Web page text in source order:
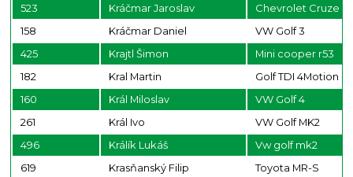
523
Kráčmar Jaroslav
Chevrolet Cruze
158
Kráčmar Daniel
VW Golf 3
425
Krajtl Šimon
Mini cooper r53
182
Kral Martin
Golf TDI 4Motion
160
Král Miloslav
VW Golf 4
261
Král Ivo
VW Golf MK2
496
Králík Lukáš
Vw golf mk2
619
Krasňanský Filip
Toyota MR-S